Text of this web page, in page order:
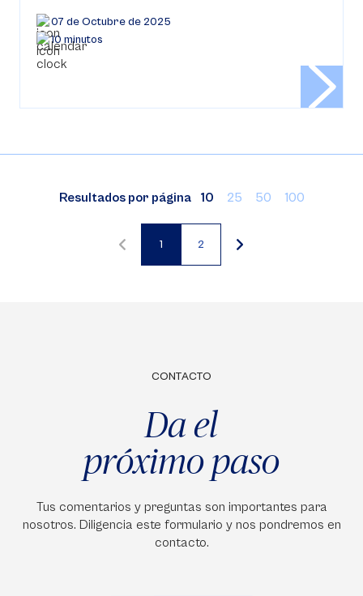
07 de Octubre de 2025
10 minutos
Resultados por página 10 25 50 100
Página
1
Página
2
CONTACTO
Da el
próximo paso
Tus comentarios y preguntas son importantes para
nosotros. Diligencia este formulario y nos pondremos en
contacto.